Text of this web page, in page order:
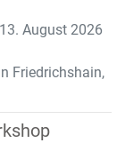
August 2026
Friedrichshain,